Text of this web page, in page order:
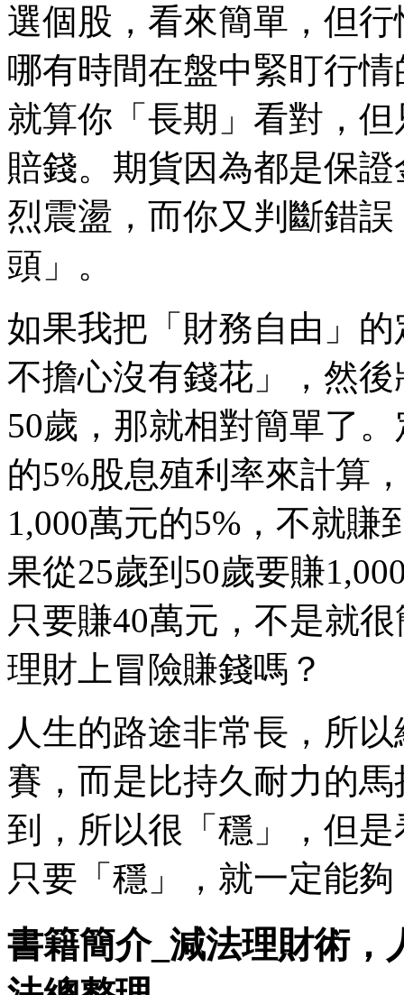
選個股，看來簡單，但
哪有時間在盤中緊盯行
就算你「長期」看對，
賠錢。期貨因為都是保
烈震盪，而你又判斷錯
頭」。
如果我把「財務自由」
不擔心沒有錢花」，然
50歲，那就相對簡單了
的5%股息殖利率來計算
1,000萬元的5%，不就賺
果從25歲到50歲要賺
只要賺40萬元，不是就
理財上冒險賺錢嗎？
人生的路途非常長，所
賽，而是比持久耐力的
到，所以很「穩」，但
只要「穩」，就一定能
書籍簡介_減法理財術，